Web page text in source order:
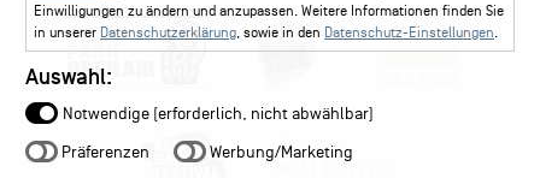
Einwilligungen zu ändern und anzupassen. Weitere Informationen finden Sie
in unserer Datenschutzerklärung, sowie in den Datenschutz-Einstellungen.
Auswahl:
Notwendige (erforderlich, nicht abwählbar)
Präferenzen Werbung/Marketing